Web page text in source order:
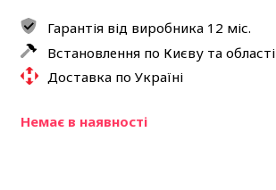
Гарантія від виробника 12 міс.
Встановлення по Києву та області
Доставка по Україні
Немає в наявності